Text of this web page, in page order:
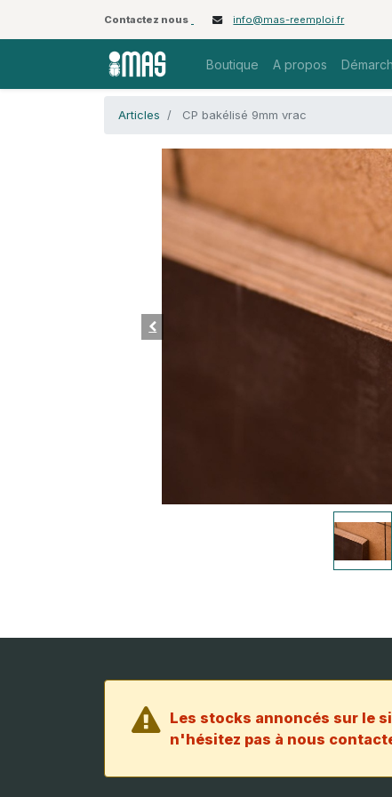
Contactez nous info@mas-reemploi.fr
Boutique A propos
Articles CP bakélisé 9mm vrac
Les stocks annoncés sur le
n'hésitez pas à nous